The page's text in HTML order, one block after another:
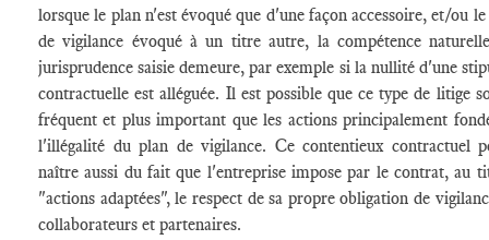
lorsque le plan n'est évoqué que d'une façon accessoire, et/ou
de vigilance évoqué à un titre autre, la compétence
jurisprudence saisie demeure, par exemple si la nullité d'une
contractuelle est alléguée. Il est possible que ce type de litige
fréquent et plus important que les actions principalement
l'illégalité du plan de vigilance. Ce contentieux contractuel
naître aussi du fait que l'entreprise impose par le contrat, au
"actions adaptées", le respect de sa propre obligation de
collaborateurs et partenaires.